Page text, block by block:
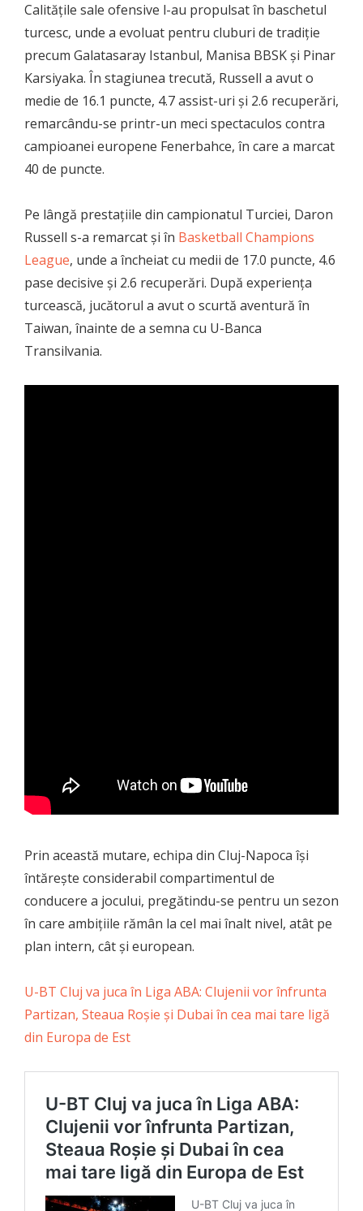
Calitățile sale ofensive l-au propulsat în baschetul
turcesc, unde a evoluat pentru cluburi de tradiție
precum Galatasaray Istanbul, Manisa BBSK și Pinar
Karsiyaka. În stagiunea trecută, Russell a avut o
medie de 16.1 puncte, 4.7 assist-uri și 2.6 recuperări,
remarcându-se printr-un meci spectaculos contra
campioanei europene Fenerbahce, în care a marcat
40 de puncte.
Pe lângă prestațiile din campionatul Turciei, Daron
Russell s-a remarcat și în Basketball Champions
League, unde a încheiat cu medii de 17.0 puncte, 4.6
pase decisive și 2.6 recuperări. După experiența
turcească, jucătorul a avut o scurtă aventură în
Taiwan, înainte de a semna cu U-Banca
Transilvania.
Prin această mutare, echipa din Cluj-Napoca își
întărește considerabil compartimentul de
conducere a jocului, pregătindu-se pentru un sezon
în care ambițiile rămân la cel mai înalt nivel, atât pe
plan intern, cât și european.
U-BT Cluj va juca în Liga ABA: Clujenii vor înfrunta
Partizan, Steaua Roșie și Dubai în cea mai tare ligă
din Europa de Est